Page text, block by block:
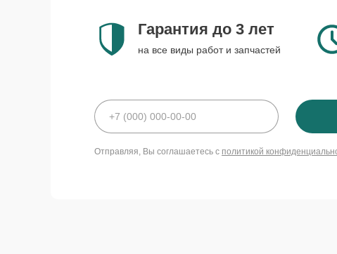
Гарантия до 3 лет
на все виды работ и запчастей
Отправляя, Вы соглашаетесь с политикой